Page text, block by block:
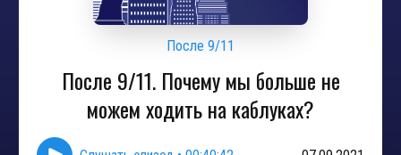
После 9/11
После 9/11. Почему мы больше не
можем ходить на каблуках?